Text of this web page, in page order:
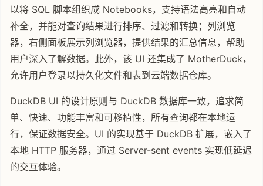
以将 SQL 脚本组织成 Notebooks，支持语法高亮和自动
补全，并能对查询结果进行排序、过滤和转换；列浏览
器，右侧面板展示列浏览器，提供结果的汇总信息，帮助
用户深入了解数据。此外，该 UI 还集成了 MotherDuck，
允许用户登录以持久化文件和表到云端数据仓库。
DuckDB UI 的设计原则与 DuckDB 数据库一致，追求简
单、快速、功能丰富和可移植性，所有查询都在本地运
行，保证数据安全。UI 的实现基于 DuckDB 扩展，嵌入了
本地 HTTP 服务器，通过 Server-sent events 实现低延迟
的交互体验。